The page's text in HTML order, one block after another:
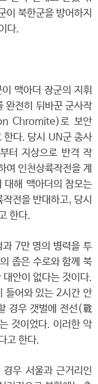
이 북한군을 방어하지
다.
맥아더 장군의 지휘
완전히 뒤바꾼 군사작
Chromite)로 보안
한다. 당시 UN군 총사
터 지상으로 반격 작
여 인천상륙작전을 계
대해 맥아더의 참모는
전을 반대하고, 당시
한다.
과 7만 명의 병력을 투
좁은 수로와 함께 북
안이 없다는 것이다.
들어와 있는 2시간 안
경우 갯벌에 전선(戰
것이었다. 이러한 악
고 한다.
우 서울과 근거리인